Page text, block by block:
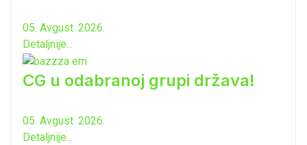
05. Avgust. 2026.
Detaljnije...
CG u odabranoj grupi država!
05. Avgust. 2026.
Detaljnije...